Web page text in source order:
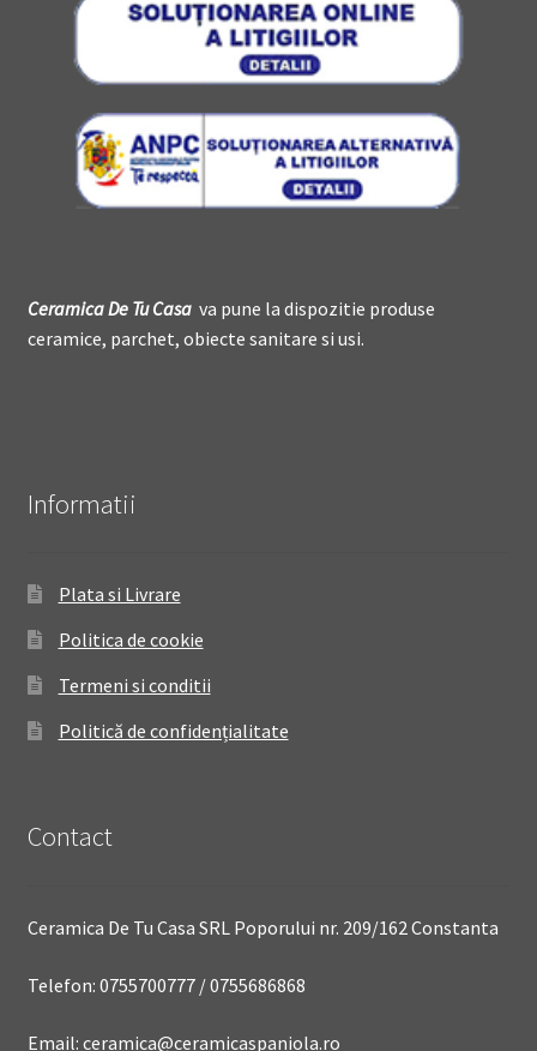
Ceramica DeTu Casava pune la dispozitie produse
ceramice, parchet, obiecte sanitare si usi.
Informatii
Plata si Livrare
Politica de cookie
Termeni si conditii
Politică de confidențialitate
Contact
Ceramica De Tu Casa SRL Poporului nr. 209/162 Constanta
Telefon: 0755700777 / 0755686868
Email: ceramica@ceramicaspaniola.ro